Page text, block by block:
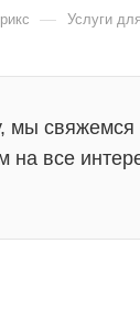
— Услуги
мы свяжемся
на все